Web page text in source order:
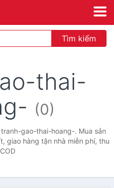
Tìm kiếm
thai-
(0)
gao-thai-hoang-. Mua sản
giao hàng tận nhà miễn phí, thu